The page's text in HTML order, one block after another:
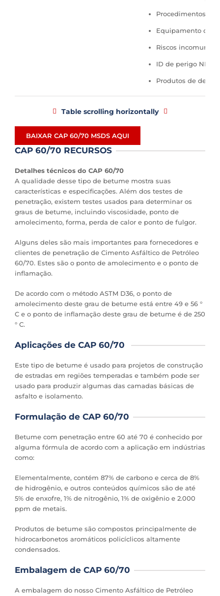
Procedimentos
Equipamento de
Riscos incomuns
ID de perigo
Produtos de
Table scrolling horizontally
BAIXAR CAP 60/70 MSDS AQUI
CAP 60/70 RECURSOS
Detalhes técnicos do CAP 60/70
A qualidade desse tipo de betume mostra suas
características e especificações. Além dos testes de
penetração, existem testes usados para determinar os
graus de betume, incluindo viscosidade, ponto de
amolecimento, forma, perda de calor e ponto de fulgor.
Alguns deles são mais importantes para fornecedores e
clientes de penetração de Cimento Asfáltico de Petróleo
60/70. Estes são o ponto de amolecimento e o ponto de
inflamação.
De acordo com o método ASTM D36, o ponto de
amolecimento deste grau de betume está entre 49 e 56 °
C e o ponto de inflamação deste grau de betume é de 250
° C.
Aplicações de CAP 60/70
Este tipo de betume é usado para projetos de construção
de estradas em regiões temperadas e também pode ser
usado para produzir algumas das camadas básicas de
asfalto e isolamento.
Formulação de CAP 60/70
Betume com penetração entre 60 até 70 é conhecido por
alguma fórmula de acordo com a aplicação em indústrias
como:
Elementalmente, contém 87% de carbono e cerca de 8%
de hidrogênio, e outros conteúdos químicos são de até
5% de enxofre, 1% de nitrogênio, 1% de oxigênio e 2.000
ppm de metais.
Produtos de betume são compostos principalmente de
hidrocarbonetos aromáticos policíclicos altamente
condensados.
Embalagem de CAP 60/70
A embalagem do nosso Cimento Asfáltico de Petróleo